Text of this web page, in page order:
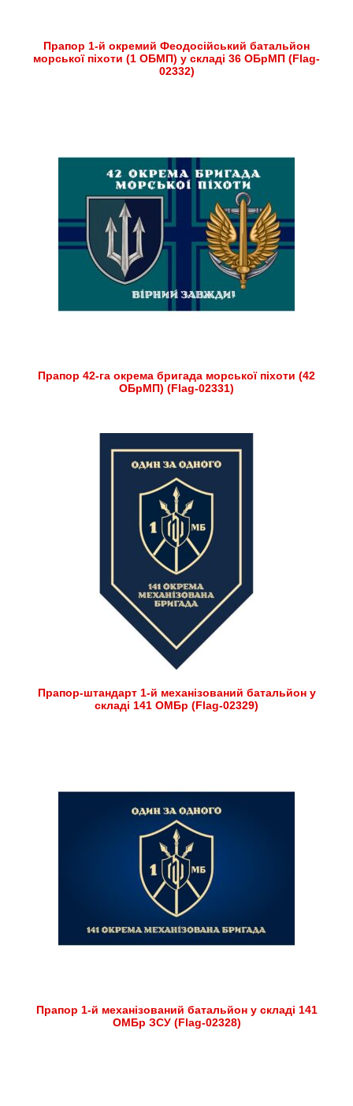
Прапор 1-й окремий Феодосійський батальйон
морської піхоти (1 ОБМП) у складі 36 ОБрМП (Flag-
02332)
Прапор 42-га окрема бригада морської піхоти (42
ОБрМП) (Flag-02331)
Прапор-штандарт 1-й механізований батальйон у
складі 141 ОМБр (Flag-02329)
Прапор 1-й механізований батальйон у складі 141
ОМБр ЗСУ (Flag-02328)